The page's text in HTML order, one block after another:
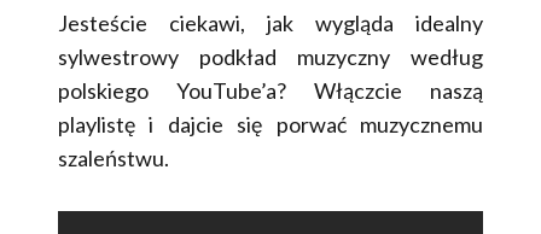
Jesteście ciekawi, jak wygląda idealny
sylwestrowy podkład muzyczny według
polskiego YouTube’a? Włączcie naszą
playlistę i dajcie się porwać muzycznemu
szaleństwu.